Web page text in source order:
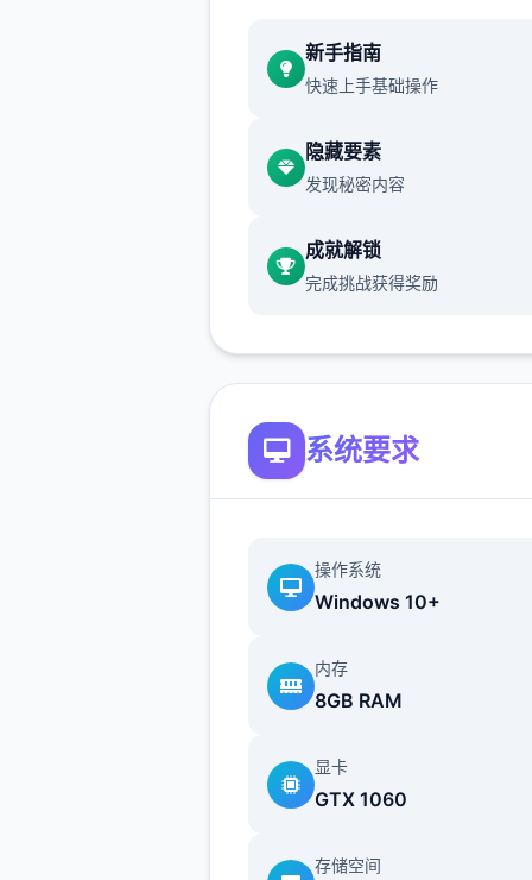
物都有双条线，我都会讲（除
者基本没开发的）
谈下>上课>剧情里都是单独
什么可说的（接下去剧情中单
项的我都不提了
>Erica>随便选>回家和dana
买台电脑吧>计算机>睡觉>看
>去学校>luna>颜色看着选>请
>ophelia>我的电脑坏了，你
好吗>去店铺街>礼品店
>点店铺街的胖子makoto>呼叫
>amelia>对话完回家>dana房
>手机>休息（暂时不做特工任
新手指南
快速上手基础操作
隐藏要素
发现秘密内容
成就解锁
完成挑战获得奖励
系统要求
操作系统
Windows 10+
内存
8GB RAM
显卡
GTX 1060
存储空间